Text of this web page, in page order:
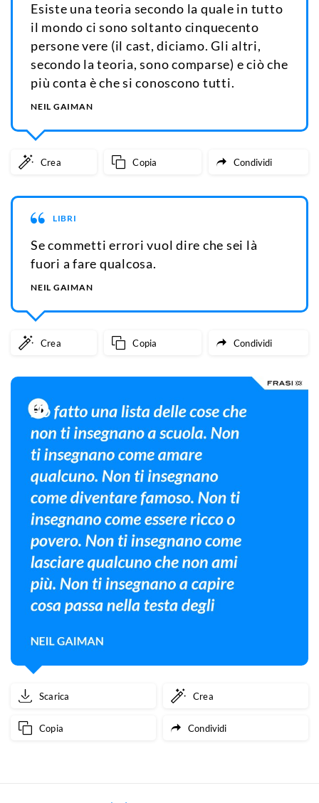
Esiste una teoria secondo la quale in tutto
il mondo ci sono soltanto cinquecento
persone vere (il cast, diciamo. Gli altri,
secondo la teoria, sono comparse) e ciò che
più conta è che si conoscono tutti.
NEIL GAIMAN
Crea Copia Condividi
LIBRI
Se commetti errori vuol dire che sei là
fuori a fare qualcosa.
NEIL GAIMAN
Crea Copia Condividi
Scarica Crea
Copia Condividi